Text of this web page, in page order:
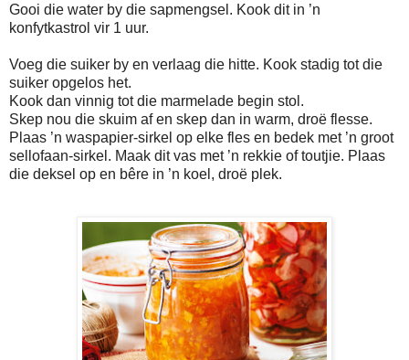
Gooi die water by die sapmengsel. Kook dit in ’n
konfytkastrol vir 1 uur.
Voeg die suiker by en verlaag die hitte. Kook stadig tot die
suiker opgelos het.
Kook dan vinnig tot die marmelade begin stol.
Skep nou die skuim af en skep dan in warm, droë flesse.
Plaas ’n waspapier-sirkel op elke fles en bedek met ’n groot
sellofaan-sirkel. Maak dit vas met ’n rekkie of toutjie. Plaas
die deksel op en bêre in ’n koel, droë plek.